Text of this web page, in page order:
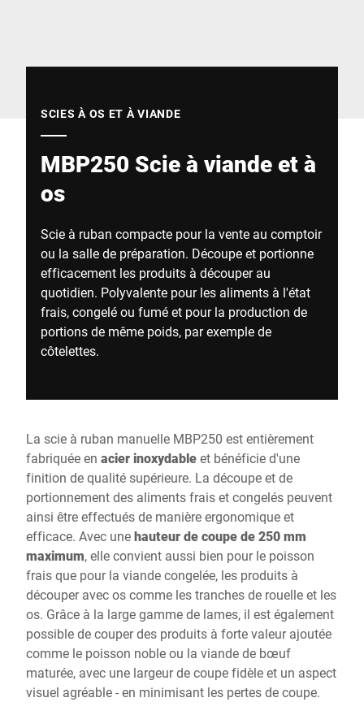
SCIES À OS ET À VIANDE
MBP250 Scie à viande et à
os
Scie à ruban compacte pour la vente au comptoir
ou la salle de préparation. Découpe et portionne
efficacement les produits à découper au
quotidien. Polyvalente pour les aliments à l'état
frais, congelé ou fumé et pour la production de
portions de même poids, par exemple de
côtelettes.
La scie à ruban manuelle MBP250 est entièrement
fabriquée en acier inoxydableet bénéficie d'une
finition de qualité supérieure. La découpe et de
portionnement des aliments frais et congelés peuvent
ainsi être effectués de manière ergonomique et
efficace. Avec unehauteur de coupe de 250 mm
maximum, elle convient aussi bien pour le poisson
frais que pour la viande congelée, les produits à
découper avec os comme les tranches de rouelle et les
os. Grâce à la large gamme de lames, il est également
possible de couper des produits à forte valeur ajoutée
comme le poisson noble ou la viande de bœuf
maturée, avec une largeur de coupe fidèle et un aspect
visuel agréable - en minimisant les pertes de coupe.